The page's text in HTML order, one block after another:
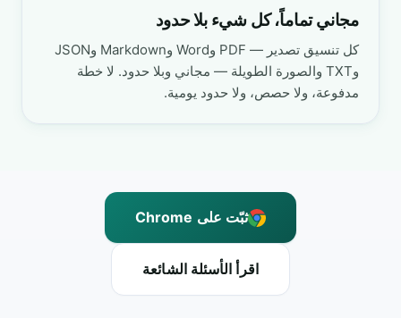
مجاني تماماً، كل شيء بلا حدود
كل تنسيق تصدير — PDF وWord وMarkdown وJSON
وTXT والصورة الطويلة — مجاني وبلا حدود. لا خطة
مدفوعة، ولا حصص، ولا حدود يومية.
ثبّت على Chrome
اقرأ الأسئلة الشائعة